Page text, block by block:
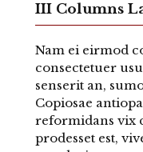
III Columns
Nam ei eirmod
consectetuer
senserit an,
Copiosae
reformidans vix
prodesset est,